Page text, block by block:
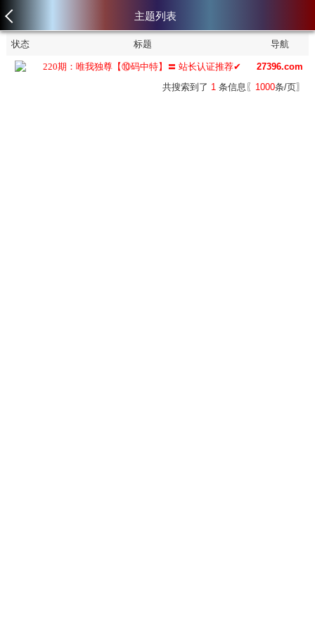
主题列表
状态 标题 导航
220期：唯我独尊【⑩码中特】〓 站长认证推荐✔
27396.com
共搜索到了 1 条信息〖 1000条/页〗